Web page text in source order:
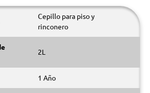
Cepillo para piso y
rinconero
2L
1 Año